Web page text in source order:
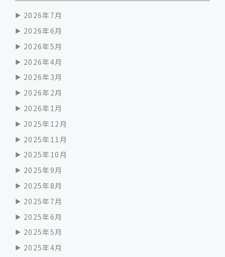
2026年7月
2026年6月
2026年5月
2026年4月
2026年3月
2026年2月
2026年1月
2025年12月
2025年11月
2025年10月
2025年9月
2025年8月
2025年7月
2025年6月
2025年5月
2025年4月